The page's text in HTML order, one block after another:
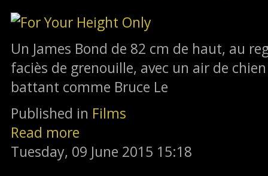
Un James Bond de 82 cm de haut, au
faciès de grenouille, avec un air de
battant comme Bruce Le
Published in Films
Read more
Tuesday, 09 June 2015 15:18